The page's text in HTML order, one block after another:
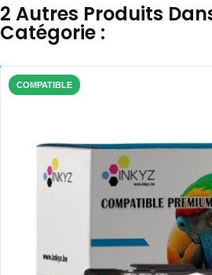
2 Autres Produits
Catégorie :
COMPATIBLE